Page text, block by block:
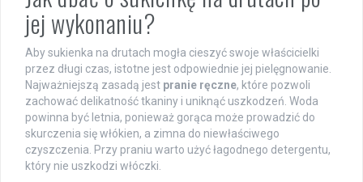
jej wykonaniu?
Aby sukienka na drutach mogła cieszyć swoje właścicielki
przez długi czas, istotne jest odpowiednie jej pielęgnowanie.
Najważniejszą zasadą jest pranie ręczne, które pozwoli
zachować delikatność tkaniny i uniknąć uszkodzeń. Woda
powinna być letnia, ponieważ gorąca może prowadzić do
skurczenia się włókien, a zimna do niewłaściwego
czyszczenia. Przy praniu warto użyć łagodnego detergentu,
który nie uszkodzi włóczki.